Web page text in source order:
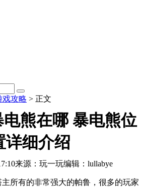
戏攻略 > 正文
熊在哪 暴电熊位
详细介绍
来源：玩一玩编辑：lullabye
所有的非常强大的帕鲁，很多的玩家